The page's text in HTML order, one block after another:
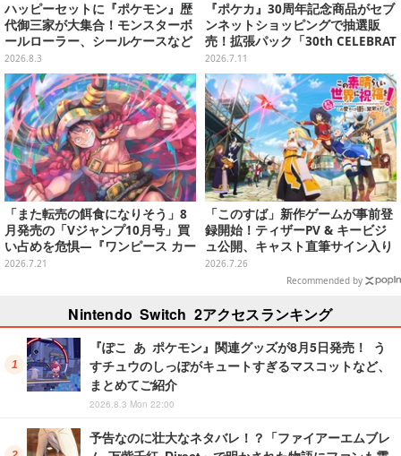
ハッピーセットに『ポケモン』歴
代御三家が大集合！モンスターボ
ールローラー、シールケースなど
全12種が8月7日より順次提供
2026.8.3
『ポケカ』30周年記念商品がセブ
ンネットショッピングで抽選販
売！拡張パック「30th CELEBRAT
ION」と「エーフィ・ブラッキー
セット」が対象
2026.7.11
「また転売の餌食になりそう」8
月発売の「Vジャンプ10月号」買
い占めを危惧―『ワンピース カー
ド』付録中止もやまぬ不安
2026.7.21
「このすば」新作ゲームが事前登
録開始！ティザーPV & キービジ
ュ公開、キャスト直筆サイン入り
キャンバスアートが当たるXキャ
2026.7.26
Recommended by
Nintendo Switch 2アクセスランキング
『ぽこ あ ポケモン』関連グッズが8月5日発売！ う
すチュウのしっぽがキュートすぎるマスコットなど、
まとめてご紹介
2026.8.3 Mon 22:00
予告なのに壮大なネタバレ！？「ファイアーエムブレ